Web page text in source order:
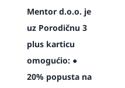
Mentor d.o.o. je
uz Porodičnu 3
plus karticu
omogućio: ●
20% popusta na